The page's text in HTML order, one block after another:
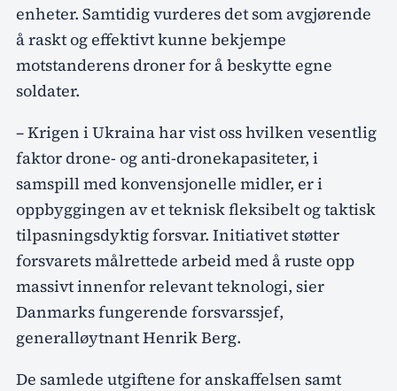
enheter. Samtidig vurderes det som avgjørende
å raskt og effektivt kunne bekjempe
motstanderens droner for å beskytte egne
soldater.
– Krigen i Ukraina har vist oss hvilken vesentlig
faktor drone- og anti-dronekapasiteter, i
samspill med konvensjonelle midler, er i
oppbyggingen av et teknisk fleksibelt og taktisk
tilpasningsdyktig forsvar. Initiativet støtter
forsvarets målrettede arbeid med å ruste opp
massivt innenfor relevant teknologi, sier
Danmarks fungerende forsvarssjef,
generalløytnant Henrik Berg.
De samlede utgiftene for anskaffelsen samt